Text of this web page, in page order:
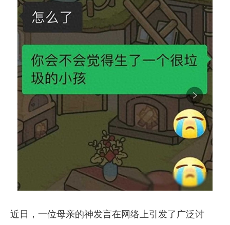
近日，一位母亲的神发言在网络上引发了广泛讨